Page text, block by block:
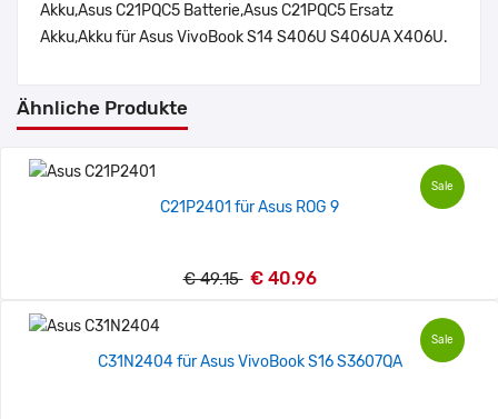
Akku,Asus C21PQC5 Batterie,Asus C21PQC5 Ersatz
Akku,Akku für Asus VivoBook S14 S406U S406UA X406U.
Ähnliche Produkte
Sale
C21P2401 für Asus ROG 9
€ 49.15 € 40.96
Sale
C31N2404 für Asus VivoBook S16 S3607QA